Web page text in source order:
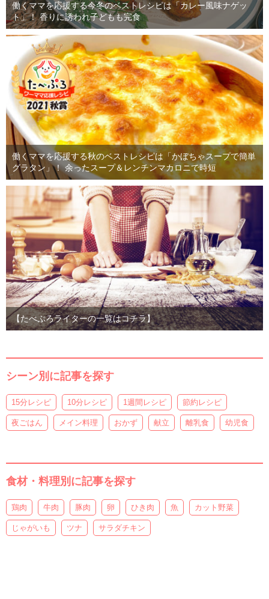
働くママを応援する今冬のベストレシピは「カレー風味ナゲッ
ト」！ 香りに誘われ子どもも完食
働くママを応援する秋のベストレシピは「かぼちゃスープで簡単
グラタン」！ 余ったスープ＆レンチンマカロニで時短
【たべぷろライターの一覧はコチラ】
シーン別に記事を探す
15分レシピ 10分レシピ 1週間レシピ 節約レシピ
夜ごはん メイン料理 おかず 献立 離乳食 幼児食
食材・料理別に記事を探す
鶏肉 牛肉 豚肉 卵 ひき肉 魚 カット野菜
じゃがいも ツナ サラダチキン